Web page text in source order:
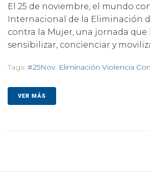
El 25 de noviembre, el mundo
Internacional de la Eliminación
contra la Mujer, una jornada que
sensibilizar, concienciar y
Tags: #25Nov, Eliminación Violencia
VER MÁS